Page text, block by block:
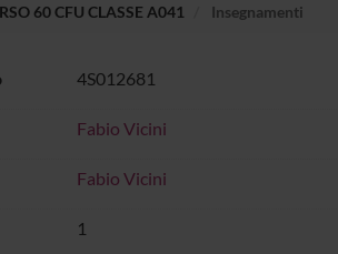
60 CFU CLASSE A041 Insegnamenti
4S012681
Fabio Vicini
Fabio Vicini
1